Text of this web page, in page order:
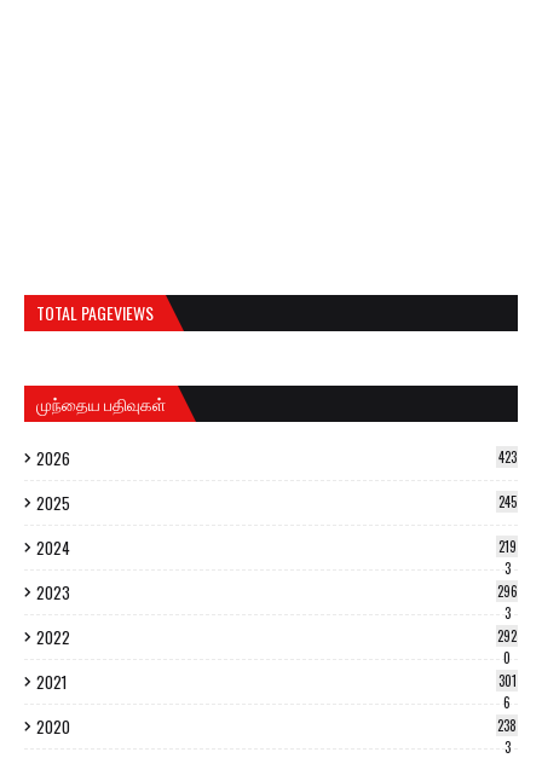
TOTAL PAGEVIEWS
முந்தைய பதிவுகள்
2026 423
2025 245
2024
219
3
2023
296
3
2022
292
0
2021
301
6
2020
238
3